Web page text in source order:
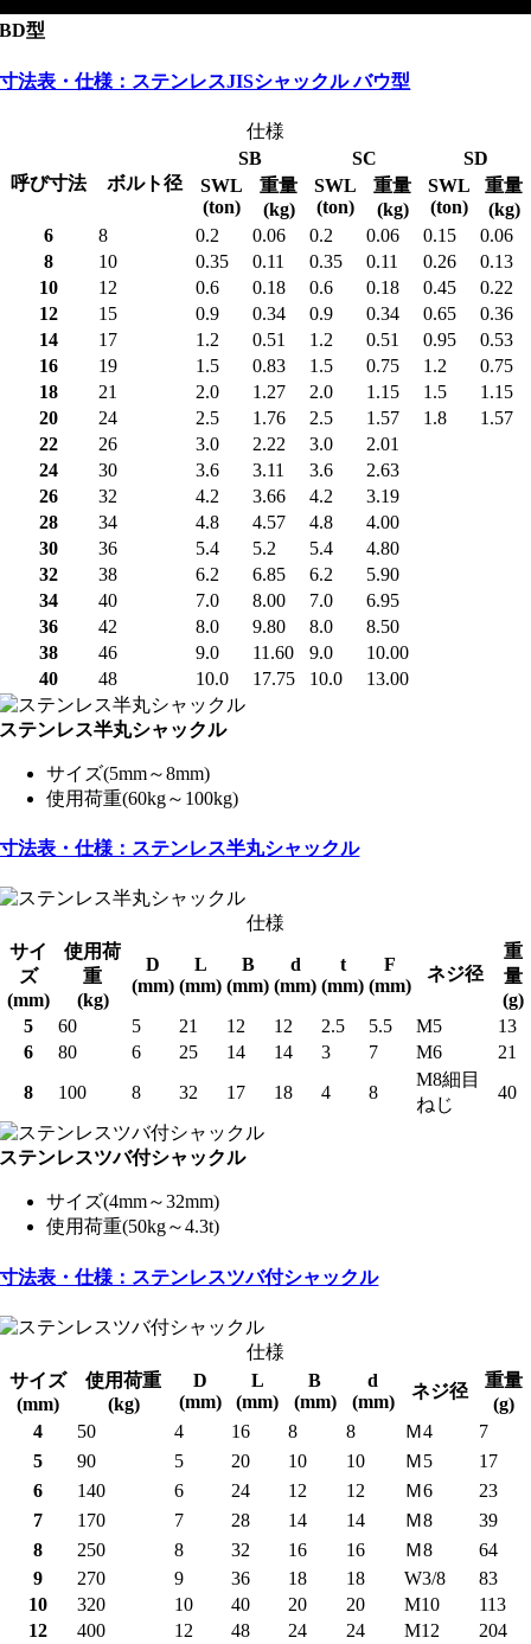
BD型
寸法表・仕様：ステンレスJISシャックル バウ型
仕様
呼び寸法 ボルト径
SB SC
SD
SWL
(ton)
重量
(kg)
SWL
(ton)
重量
(kg)
SWL
(ton)
重量
(kg)
6
8 0.2 0.06 0.2 0.06 0.15
0.06
8
10 0.35 0.11 0.35 0.11 0.26
0.13
10
12 0.6 0.18 0.6 0.18 0.45
0.22
12
15 0.9 0.34 0.9 0.34 0.65
0.36
14
17 1.2 0.51 1.2 0.51 0.95
0.53
16
19 1.5 0.83 1.5 0.75 1.2
0.75
18
21 2.0 1.27 2.0 1.15 1.5
1.15
20
24 2.5 1.76 2.5 1.57 1.8
1.57
22
26 3.0 2.22 3.0
2.01
24
30 3.6 3.11 3.6
2.63
26
32 4.2 3.66 4.2
3.19
28
34 4.8 4.57 4.8
4.00
30
36 5.4 5.2 5.4
4.80
32
38 6.2 6.85 6.2
5.90
34
40 7.0 8.00 7.0
6.95
36
42 8.0 9.80 8.0
8.50
38
46 9.0 11.60 9.0
10.00
40
48 10.0 17.75 10.0 13.00
ステンレス半丸シャックル
サイズ(5mm～8mm)
使用荷重(60kg～100kg)
寸法表・仕様：ステンレス半丸シャックル
仕様
サイ
ズ
(mm)
使用荷
重
(kg)
D
(mm)
L
(mm)
B
(mm)
d
(mm)
t
(mm)
F
(mm)
ネジ径
重
量
(g)
5
60 5 21 12 12 2.5 5.5 M5
13
6
80 6 25 14 14 3 7 M6
21
8
100 8 32 17 18 4 8
M8細目
ねじ
40
ステンレスツバ付シャックル
サイズ(4mm～32mm)
使用荷重(50kg～4.3t)
寸法表・仕様：ステンレスツバ付シャックル
仕様
サイズ
(mm)
使用荷重
(kg)
D
(mm)
L
(mm)
B
(mm)
d
(mm)
ネジ径
重量
(g)
4
50 4 16 8 8 Ｍ4
7
5
90 5 20 10 10 Ｍ5
17
6
140 6 24 12 12 Ｍ6
23
7
170 7 28 14 14 Ｍ8
39
8
250 8 32 16 16 Ｍ8
64
9
270 9 36 18 18 W3/8
83
10
320 10 40 20 20 M10
113
12
400 12 48 24 24 M12
204